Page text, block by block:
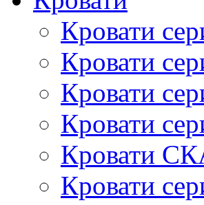
Кровати
Кровати
Кровати
Кровати
Кровати
Кровати